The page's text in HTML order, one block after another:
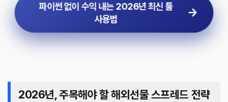
파이썬 없이 수익 내는 2026년 최신 툴
사용법
2026년, 주목해야 할 해외선물 스프레드 전략